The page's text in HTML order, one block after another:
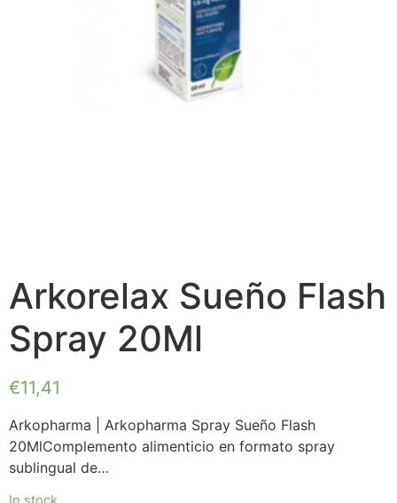
Arkorelax Sueño Flash
Spray 20Ml
€11,41
Arkopharma | Arkopharma Spray Sueño Flash
20MlComplemento alimenticio en formato spray
sublingual de…